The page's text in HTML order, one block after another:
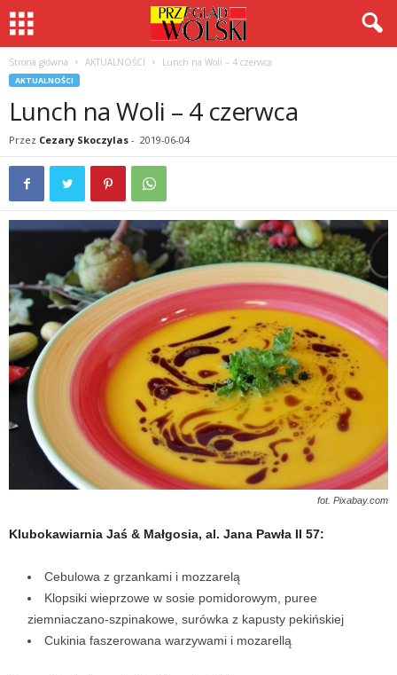
Strona główna AKTUALNOŚCI Lunch na Woli – 4 czerwca
AKTUALNOŚCI
Lunch na Woli – 4 czerwca
Przez Cezary Skoczylas - 2019-06-04
fot. Pixabay.com
Klubokawiarnia Jaś & Małgosia, al. Jana Pawła II 57:
Cebulowa z grzankami i mozzarelą
Klopsiki wieprzowe w sosie pomidorowym, puree
ziemniaczano-szpinakowe, surówka z kapusty pekińskiej
Cukinia faszerowana warzywami i mozarellą